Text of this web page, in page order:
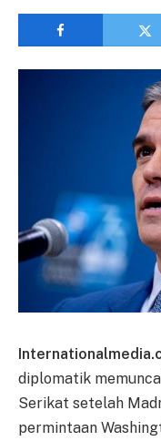
diplomatik
Serikat setelah
permintaan